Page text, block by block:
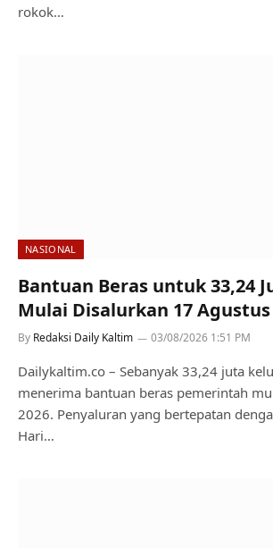
rokok…
NASIONAL
Bantuan Beras untuk 33,24
Mulai Disalurkan 17 Agustus
By Redaksi Daily Kaltim 03/08/2026 1:51 PM
Dailykaltim.co – Sebanyak 33,24 juta
menerima bantuan beras pemerintah
2026. Penyaluran yang bertepatan
Hari…